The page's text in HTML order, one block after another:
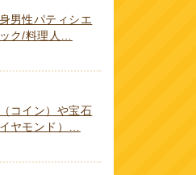
身男性パティシエ
ック/料理人…
コイン）や宝石
イヤモンド）…